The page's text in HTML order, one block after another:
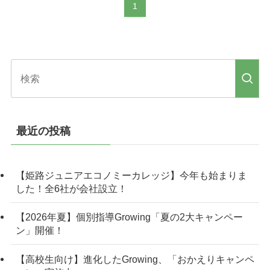
1
最近の投稿
【姫路ジュニアエコノミーカレッジ】今年も始まりま
した！全6社が会社設立！
【2026年夏】個別指導Growing「夏の2大キャンペー
ン」開催！
【高校生向け】進化したGrowing、「おかえりキャンペ